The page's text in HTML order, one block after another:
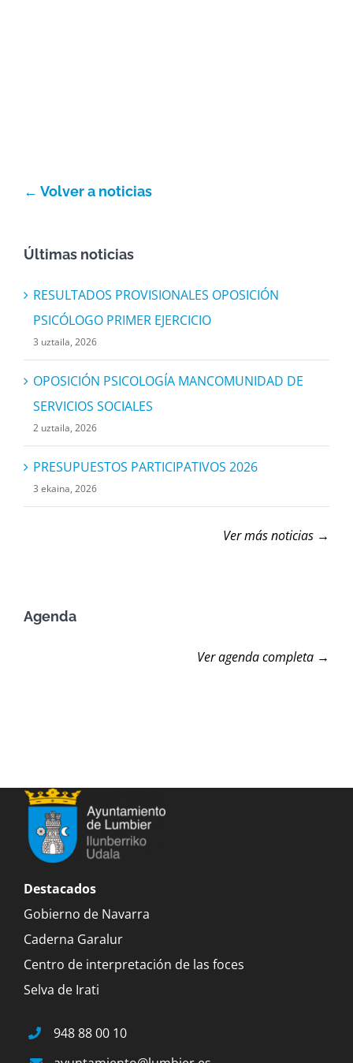
← Volver a noticias
Últimas noticias
RESULTADOS PROVISIONALES OPOSICIÓN
PSICÓLOGO PRIMER EJERCICIO
3 uztaila, 2026
OPOSICIÓN PSICOLOGÍA MANCOMUNIDAD DE
SERVICIOS SOCIALES
2 uztaila, 2026
PRESUPUESTOS PARTICIPATIVOS 2026
3 ekaina, 2026
Ver más noticias →
Agenda
Ver agenda completa →
Destacados
Gobierno de Navarra
Caderna Garalur
Centro de interpretación de las foces
Selva de Irati
948 88 00 10